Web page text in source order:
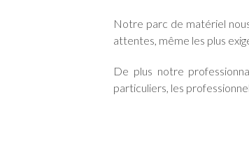
Notre parc de matériel
attentes, même les plus
De plus notre
particuliers, les